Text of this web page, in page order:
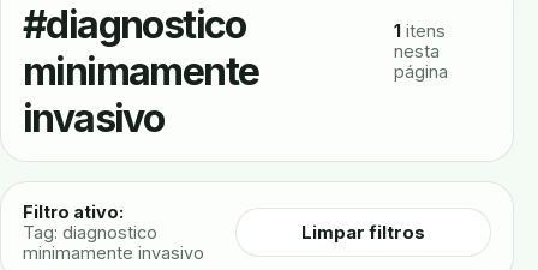
#diagnostico
minimamente
invasivo
1 itens
nesta
página
Filtro ativo:
Tag: diagnostico
minimamente invasivo
Limpar filtros